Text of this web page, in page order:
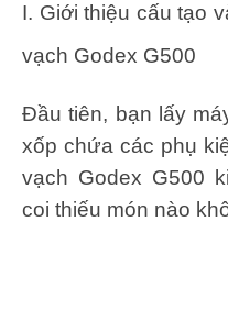
I. Giới thiệu cấu tạo
vạch Godex G500
Đầu tiên, bạn lấy
xốp chứa các phụ
vạch Godex G500
coi thiếu món nào